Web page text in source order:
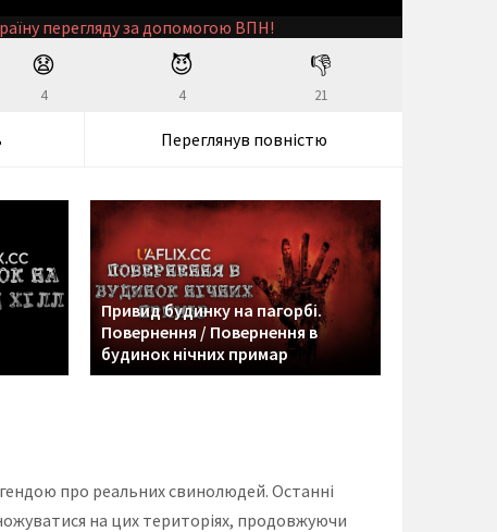
перегляду за допомогою ВПН!
😧
4
😈
4
👎
21
Переглянув повністю
Привид будинку на пагорбі.
Повернення / Повернення в
будинок нічних примар
про реальних свинолюдей. Останні
на цих територіях, продовжуючи